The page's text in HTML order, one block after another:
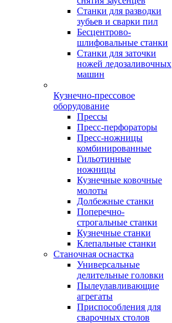
Станки для разводки
зубьев и сварки пил
Бесцентрово-
шлифовальные станки
Станки для заточки
ножей ледозаливочных
машин
Кузнечно-прессовое
оборудование
Прессы
Пресс-перфораторы
Пресс-ножницы
комбинированные
Гильотинные
ножницы
Кузнечные ковочные
молоты
Долбежные станки
Поперечно-
строгальные станки
Кузнечные станки
Клепальные станки
Станочная оснастка
Универсальные
делительные головки
Пылеулавливающие
агрегаты
Приспособления для
сварочных столов